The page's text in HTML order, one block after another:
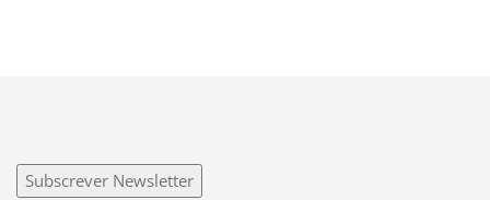
Subscrever Newsletter